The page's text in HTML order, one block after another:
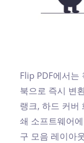
Flip PDF에서는
북으로 즉시 변
랭크, 하드 커버
쇄 소프트웨어
구 모음 레이아